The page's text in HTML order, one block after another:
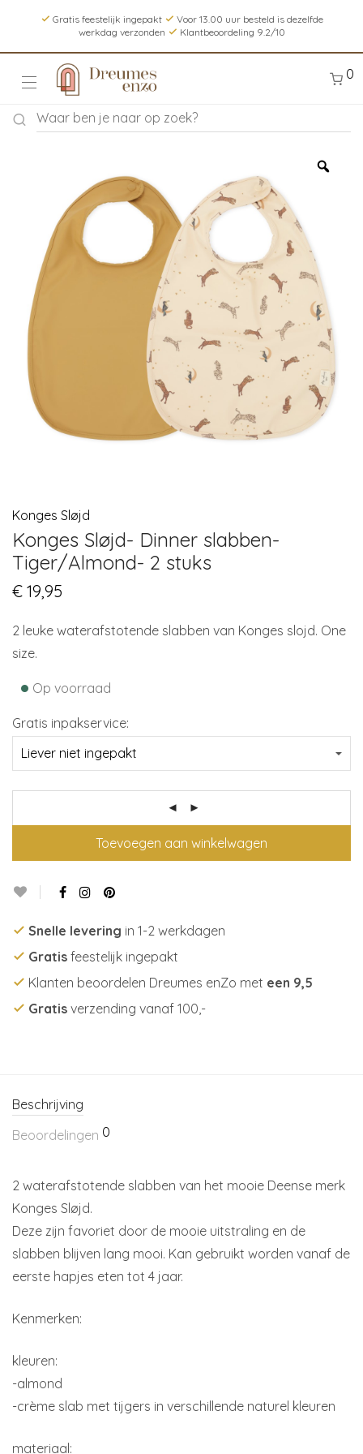
Gratis feestelijk ingepakt
Voor 13.00 uur besteld is dezelfde
werkdag verzonden
Klantbeoordeling 9.2/10
0
Konges Sløjd
Konges Sløjd- Dinner slabben-
Tiger/Almond- 2 stuks
€ 19,95
2 leuke waterafstotende slabben van Konges slojd. One
size.
• Op voorraad
Gratis inpakservice:
Toevoegen aan winkelwagen
Snelle levering in 1-2 werkdagen
Gratis feestelijk ingepakt
Klanten beoordelen Dreumes enZo met een 9,5
Gratis verzending vanaf 100,-
Beschrijving
Beoordelingen 0
2 waterafstotende slabben van het mooie Deense merk
Konges Sløjd.
Deze zijn favoriet door de mooie uitstraling en de
slabben blijven lang mooi. Kan gebruikt worden vanaf de
eerste hapjes eten tot 4 jaar.
Kenmerken:
kleuren:
-almond
-crème slab met tijgers in verschillende naturel kleuren
materiaal: